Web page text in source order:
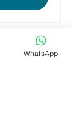
WhatsApp